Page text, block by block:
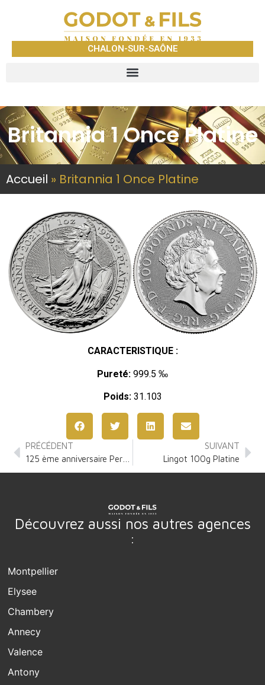
CHALON-SUR-SAÔNE
Britannia 1 Once Platine
Accueil » Britannia 1 Once Platine
CARACTERISTIQUE :
Pureté: 999.5 ‰
Poids:31.103
PRÉCÉDENT
SUIVANT
Lingot 100g Platine
Découvrez aussi nos autres agences
:
Montpellier
Elysee
Chambery
Annecy
Valence
Antony